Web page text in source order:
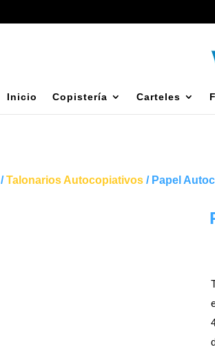
Inicio Copistería Carteles
/Talonarios Autocopiativos / Papel